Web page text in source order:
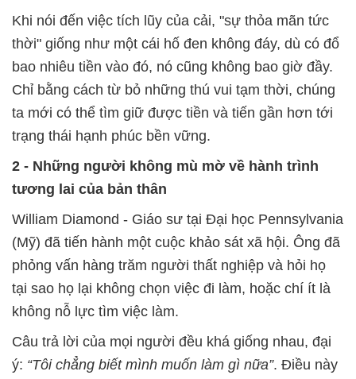
Khi nói đến việc tích lũy của cải, "sự thỏa mãn tức
thời" giống như một cái hố đen không đáy, dù có đổ
bao nhiêu tiền vào đó, nó cũng không bao giờ đầy.
Chỉ bằng cách từ bỏ những thú vui tạm thời, chúng
ta mới có thể tìm giữ được tiền và tiến gần hơn tới
trạng thái hạnh phúc bền vững.
2 - Những người không mù mờ về hành trình
tương lai của bản thân
William Diamond - Giáo sư tại Đại học Pennsylvania
(Mỹ) đã tiến hành một cuộc khảo sát xã hội. Ông đã
phỏng vấn hàng trăm người thất nghiệp và hỏi họ
tại sao họ lại không chọn việc đi làm, hoặc chí ít là
không nỗ lực tìm việc làm.
Câu trả lời của mọi người đều khá giống nhau, đại
ý: “Tôi chẳng biết mình muốn làm gì nữa”. Điều này